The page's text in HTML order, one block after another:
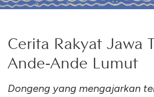
Cerita Rakyat Jawa
Ande-Ande Lumut
Dongeng yang mengajarkan